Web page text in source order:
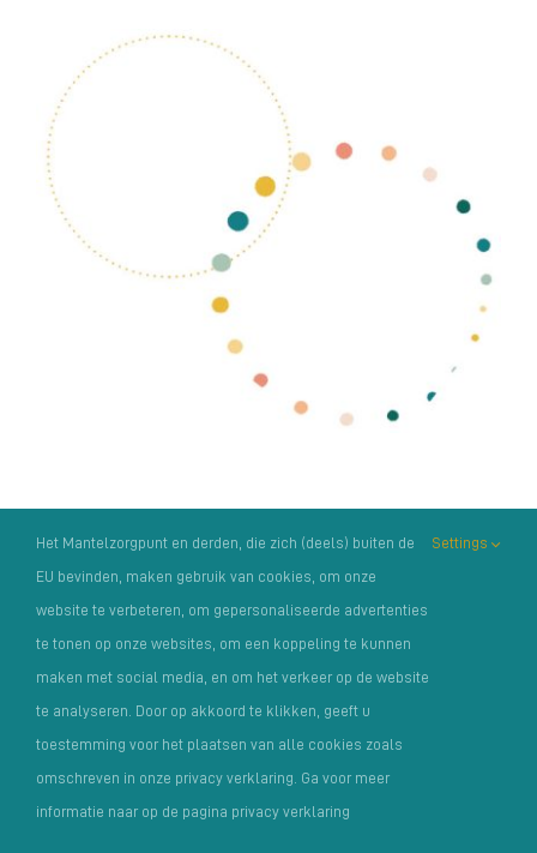
Het Mantelzorgpunt en derden, die zich (deels) buiten de
EU bevinden, maken gebruik van cookies, om onze
website te verbeteren, om gepersonaliseerde advertenties
te tonen op onze websites, om een koppeling te kunnen
maken met social media, en om het verkeer op de website
te analyseren. Door op akkoord te klikken, geeft u
toestemming voor het plaatsen van alle cookies zoals
omschreven in onze privacy verklaring. Ga voor meer
informatie naar op de pagina privacy verklaring
Settings